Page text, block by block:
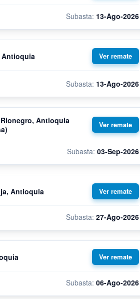
13-Ago-2026
Antioquia
13-Ago-2026
Antioquia
03-Sep-2026
Antioquia
27-Ago-2026
06-Ago-2026